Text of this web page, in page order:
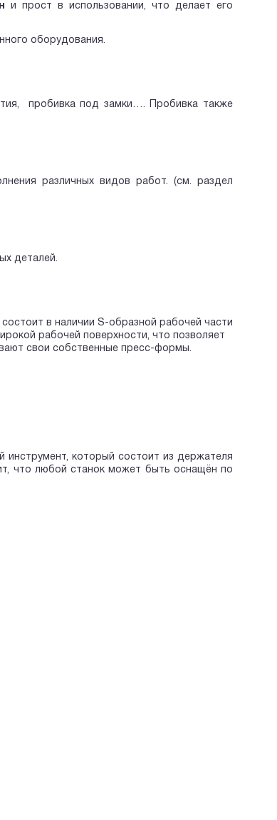
и прост в использовании, что делает его
оборудования.
пробивка под замки…. Пробивка также
различных видов работ. (см. раздел
деталей.
в наличии S-образной рабочей части
рабочей поверхности, что позволяет
свои собственные пресс-формы.
инструмент, который состоит из держателя
что любой станок может быть оснащён по